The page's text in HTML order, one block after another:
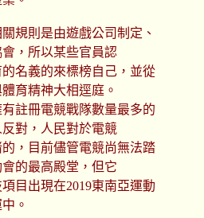
規則是由遊戲公司制定、
，所以某些官員認
名義的來標榜自己，並從
育精神大相逕庭。
註冊電競戰隊數量最多的
對，人民對於電競
，目前儘管電競尚無法踏
會的最高殿堂，但它
目出現在2019東南亞運動
。